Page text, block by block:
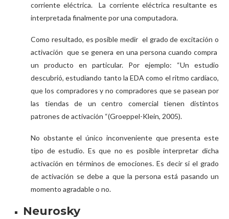
corriente eléctrica. La corriente eléctrica resultante es
interpretada finalmente por una computadora.
Como resultado, es posible medir el grado de excitación o
activación que se genera en una persona cuando compra
un producto en particular. Por ejemplo: “Un estudio
descubrió, estudiando tanto la EDA como el ritmo cardíaco,
que los compradores y no compradores que se pasean por
las tiendas de un centro comercial tienen distintos
patrones de activación “(Groeppel-Klein, 2005).
No obstante el único inconveniente que presenta este
tipo de estudio. Es que no es posible interpretar dicha
activación en términos de emociones. Es decir si el grado
de activación se debe a que la persona está pasando un
momento agradable o no.
Neurosky